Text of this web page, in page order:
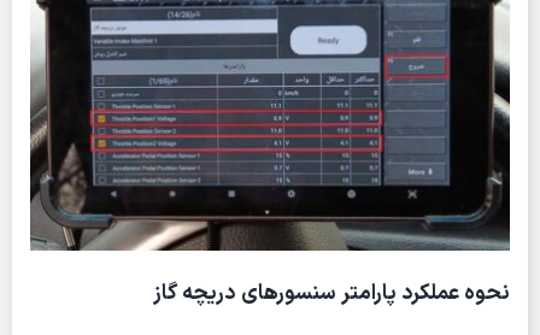
نحوه عملکرد پارامتر سنسورهای دریچه گاز